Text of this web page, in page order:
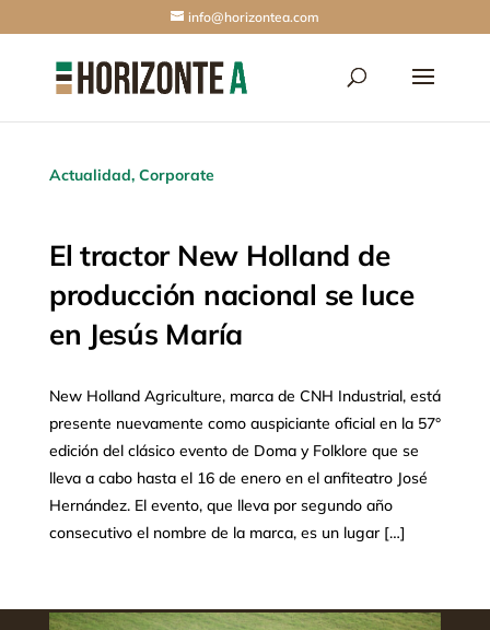
info@horizontea.com
Actualidad, Corporate
El tractor New Holland de
producción nacional se luce
en Jesús María
New Holland Agriculture, marca de CNH Industrial, está
presente nuevamente como auspiciante oficial en la 57°
edición del clásico evento de Doma y Folklore que se
lleva a cabo hasta el 16 de enero en el anfiteatro José
Hernández. El evento, que lleva por segundo año
consecutivo el nombre de la marca, es un lugar […]